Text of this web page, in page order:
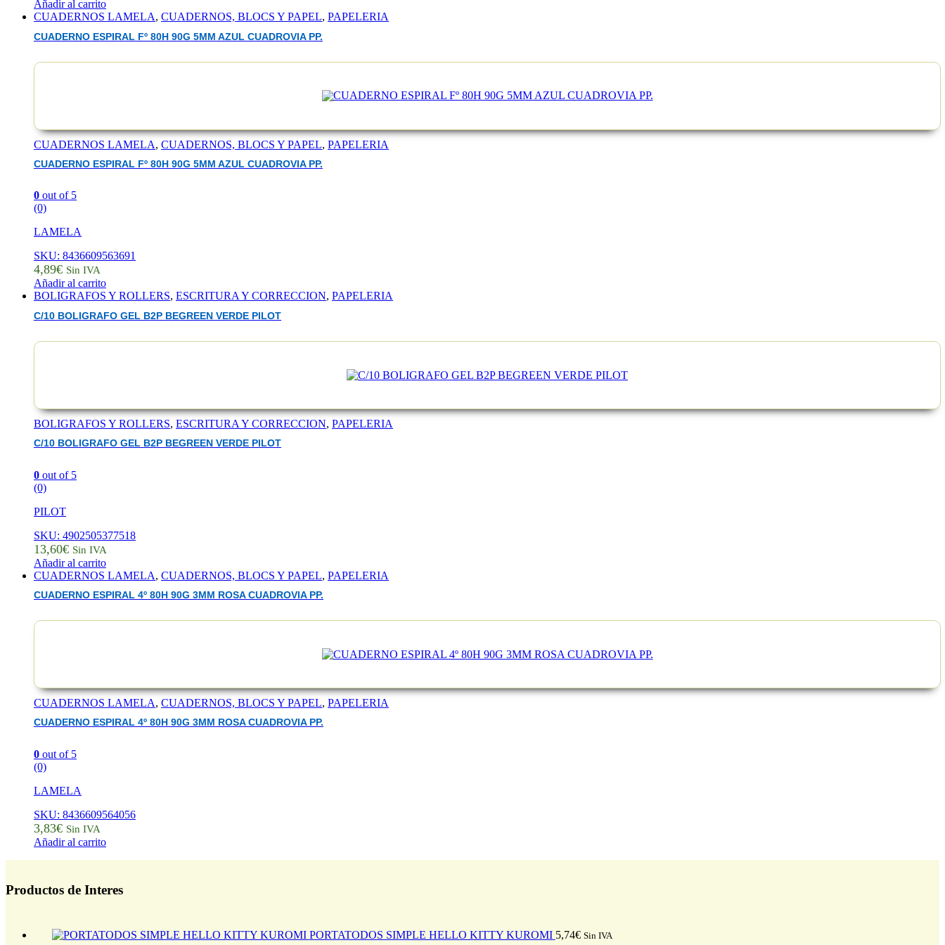
Añadir al carrito
CUADERNOS LAMELA, CUADERNOS, BLOCS Y PAPEL, PAPELERIA
CUADERNO ESPIRAL Fº 80H 90G 5MM AZUL CUADROVIA PP.
CUADERNOS LAMELA, CUADERNOS, BLOCS Y PAPEL, PAPELERIA
CUADERNO ESPIRAL Fº 80H 90G 5MM AZUL CUADROVIA PP.
0 out of 5
(0)
LAMELA
SKU: 8436609563691
4,89€ Sin IVA
Añadir al carrito
BOLIGRAFOS Y ROLLERS, ESCRITURA Y CORRECCION, PAPELERIA
C/10 BOLIGRAFO GEL B2P BEGREEN VERDE PILOT
BOLIGRAFOS Y ROLLERS, ESCRITURA Y CORRECCION, PAPELERIA
C/10 BOLIGRAFO GEL B2P BEGREEN VERDE PILOT
0 out of 5
(0)
PILOT
SKU: 4902505377518
13,60€ Sin IVA
Añadir al carrito
CUADERNOS LAMELA, CUADERNOS, BLOCS Y PAPEL, PAPELERIA
CUADERNO ESPIRAL 4º 80H 90G 3MM ROSA CUADROVIA PP.
CUADERNOS LAMELA, CUADERNOS, BLOCS Y PAPEL, PAPELERIA
CUADERNO ESPIRAL 4º 80H 90G 3MM ROSA CUADROVIA PP.
0 out of 5
(0)
LAMELA
SKU: 8436609564056
3,83€ Sin IVA
Añadir al carrito
Productos de Interes
PORTATODOS SIMPLE HELLO KITTY KUROMI 5,74€ Sin IVA